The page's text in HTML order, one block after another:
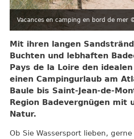
Vacances en camping en bord de mer
Mit ihren langen
Buchten und lebhaften
Pays de la Loire den
einen Campingurlaub am
Baule bis Saint-Jean-de-
Region Badevergnügen mit
Natur.
Ob Sie Wassersport lieben,